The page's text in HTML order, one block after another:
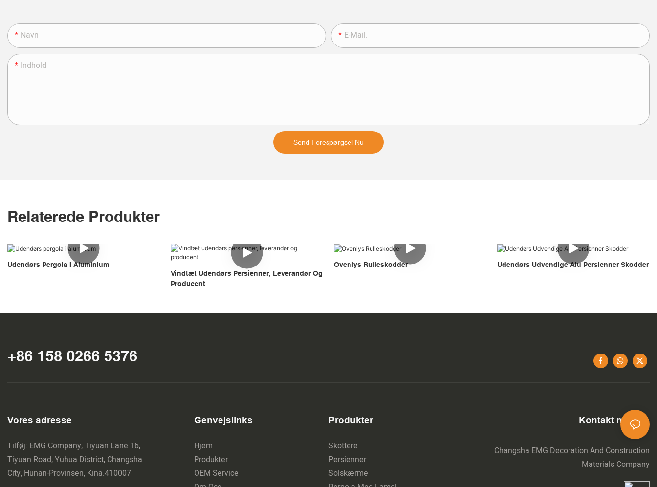
Navn E-Mail.
Indhold
Send Forespørgsel Nu
Relaterede Produkter
Udendørs Pergola I Aluminium
Vindtæt Udendørs Persienner, Leverandør Og
Producent
Ovenlys Rulleskodder Udendørs Udvendige Alu Persienner Skodder
+86 158 0266 5376
Vores adresse
Tilføj: EMG Company, Tiyuan Lane 16,
Tiyuan Road, Yuhua District, Changsha
City, Hunan-Provinsen, Kina.410007
Genvejslinks
Hjem
Produkter
OEM Service
Produkter
Skottere
Persienner
Solskærme
Kontakt med os
Changsha EMG Decoration And Construction
Materials Company